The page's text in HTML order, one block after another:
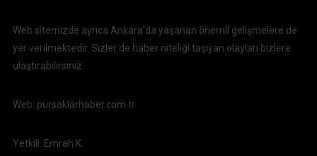
Web sitemizde ayrıca Ankara'da yaşanan önemli gelişmelere de
yer verilmektedir. Sizler de haber niteliği taşıyan olayları bizlere
ulaştırabilirsiniz.
Web: pursaklarhaber.com.tr
Yetkili: Emrah K.